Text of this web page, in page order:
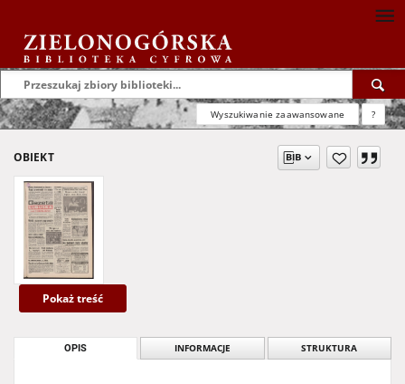
Wyszukiwanie zaawansowane ?
OBIEKT
Pokaż treść
OPIS INFORMACJE STRUKTURA